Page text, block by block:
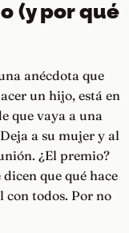
(y por qué
anécdota que
un hijo, está en
que vaya a una
a su mujer y al
¿El premio?
que qué hace
con todos. Por no